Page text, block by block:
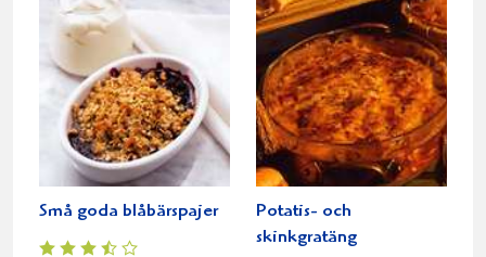
Små goda blåbärspajer
Potatis- och
skinkgratäng